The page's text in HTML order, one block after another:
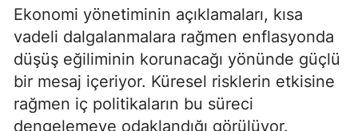
Ekonomi yönetiminin açıklamaları, kısa
vadeli dalgalanmalara rağmen enflasyonda
düşüş eğiliminin korunacağı yönünde güçlü
bir mesaj içeriyor. Küresel risklerin etkisine
rağmen iç politikaların bu süreci
dengelemeye odaklandığı görülüyor.